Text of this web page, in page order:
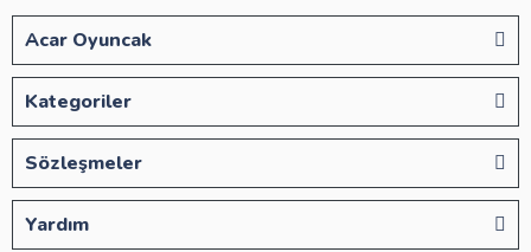
Acar Oyuncak
Kategoriler
Sözleşmeler
Yardım